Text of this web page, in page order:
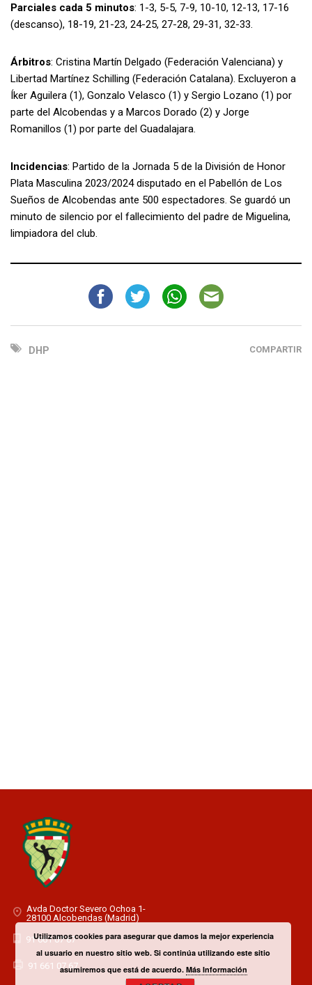
Parciales cada 5 minutos: 1-3, 5-5, 7-9, 10-10, 12-13, 17-16
(descanso), 18-19, 21-23, 24-25, 27-28, 29-31, 32-33.
Árbitros: Cristina Martín Delgado (Federación Valenciana) y
Libertad Martínez Schilling (Federación Catalana). Excluyeron a
Íker Aguilera (1), Gonzalo Velasco (1) y Sergio Lozano (1) por
parte del Alcobendas y a Marcos Dorado (2) y Jorge
Romanillos (1) por parte del Guadalajara.
Incidencias: Partido de la Jornada 5 de la División de Honor
Plata Masculina 2023/2024 disputado en el Pabellón de Los
Sueños de Alcobendas ante 500 espectadores. Se guardó un
minuto de silencio por el fallecimiento del padre de Miguelina,
limpiadora del club.
DHP COMPARTIR
Avda Doctor Severo Ochoa 1-
28100 Alcobendas (Madrid)
91 661 07 67
91 661 07 67
Utilizamos cookies para asegurar que damos la mejor experiencia
al usuario en nuestro sitio web. Si continúa utilizando este sitio
asumiremos que está de acuerdo. Más Información